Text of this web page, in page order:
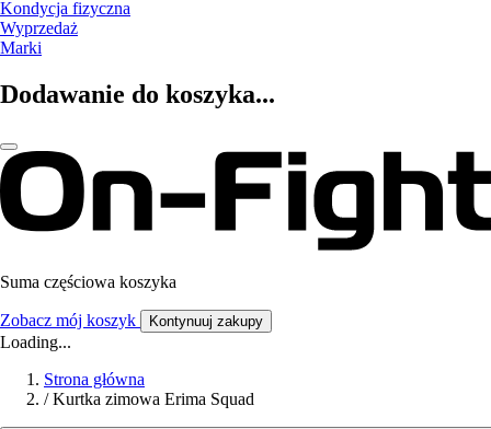
Kondycja fizyczna
Wyprzedaż
Marki
Dodawanie do koszyka...
Suma częściowa koszyka
Zobacz mój koszyk Kontynuuj zakupy
Loading...
Strona główna
/ Kurtka zimowa Erima Squad